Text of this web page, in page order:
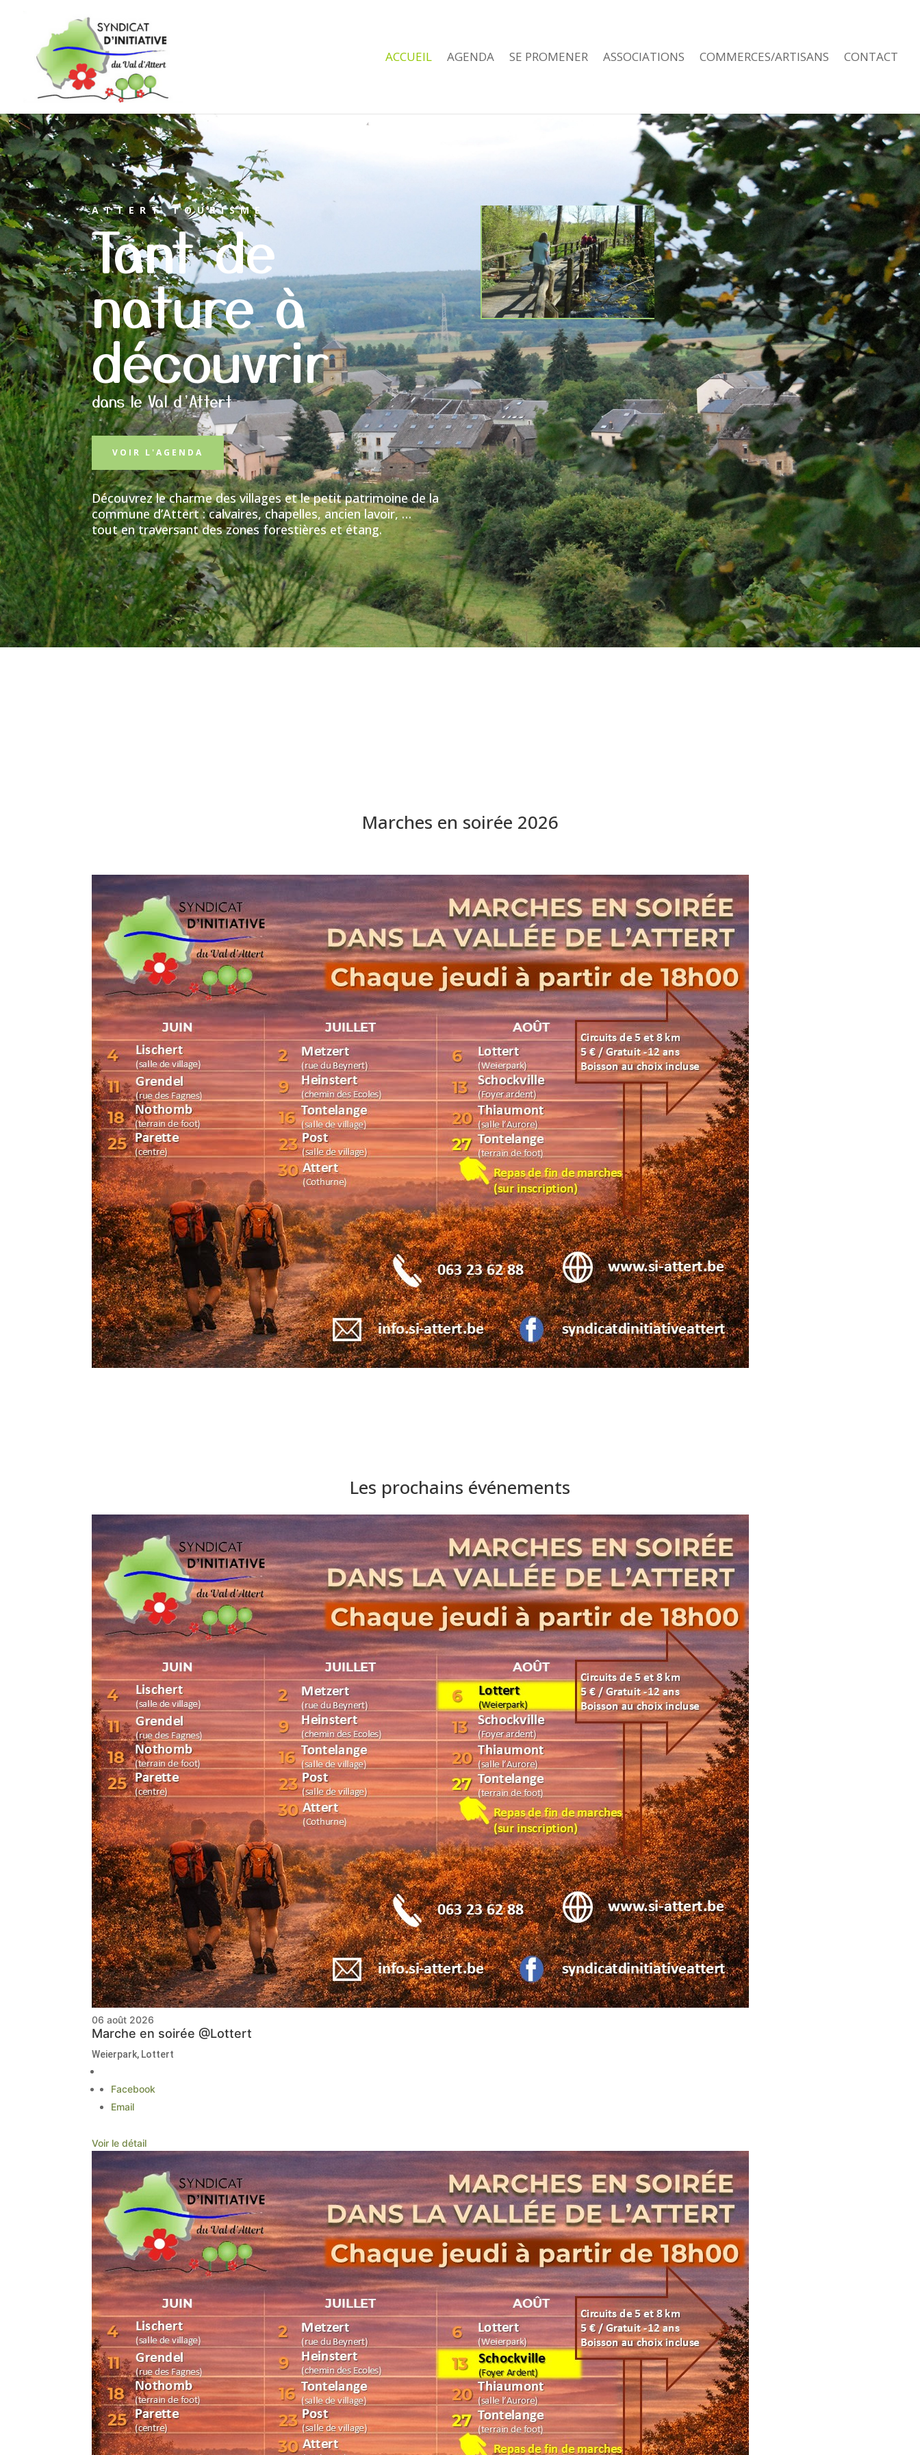
ACCUEIL AGENDA SE PROMENER ASSOCIATIONS COMMERCES/ARTISANS CONTACT
ATTERT TOURISME
Tant de
nature à
découvrir
dans le Val d’Attert
VOIR L'AGENDA
Découvrez le charme des villages et le petit patrimoine de la
commune d’Attert : calvaires, chapelles, ancien lavoir, …
tout en traversant des zones forestières et étang.
Marches en soirée 2026
Les prochains événements
06 août 2026
Marche en soirée @Lottert
Weierpark, Lottert
Facebook
Email
Voir le détail